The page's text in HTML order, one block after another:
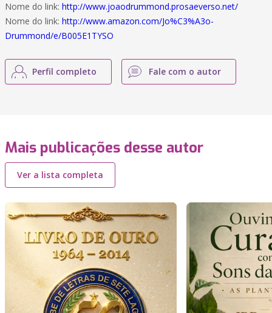
Nome do link: http://www.joaodrummond.prosaeverso.net/
Nome do link: http://www.amazon.com/Jo%C3%A3o-
Drummond/e/B005E1TYSO
Perfil completo Fale com o autor
Mais publicações desse autor
Ver a lista completa